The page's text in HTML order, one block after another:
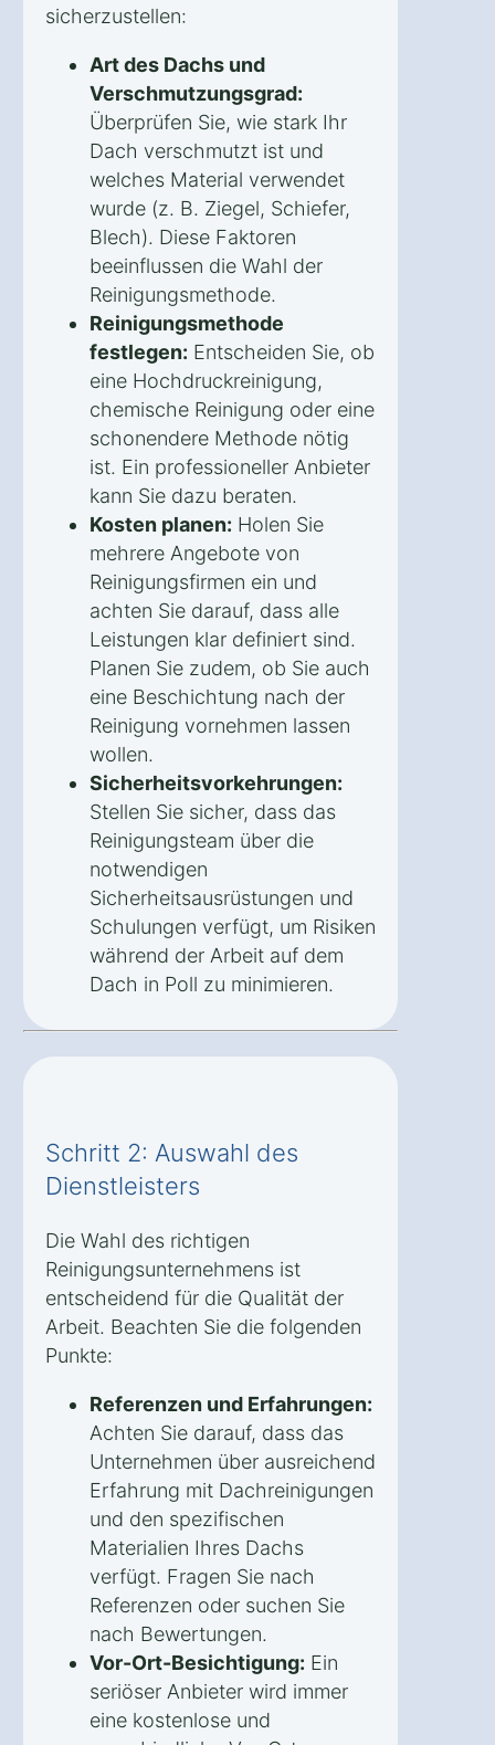
sicherzustellen:
Art des Dachs und
Verschmutzungsgrad:
Überprüfen Sie, wie stark Ihr
Dach verschmutzt ist und
welches Material verwendet
wurde (z. B. Ziegel, Schiefer,
Blech). Diese Faktoren
beeinflussen die Wahl der
Reinigungsmethode.
Reinigungsmethode
festlegen: Entscheiden Sie, ob
eine Hochdruckreinigung,
chemische Reinigung oder eine
schonendere Methode nötig
ist. Ein professioneller Anbieter
kann Sie dazu beraten.
Kosten planen: Holen Sie
mehrere Angebote von
Reinigungsfirmen ein und
achten Sie darauf, dass alle
Leistungen klar definiert sind.
Planen Sie zudem, ob Sie auch
eine Beschichtung nach der
Reinigung vornehmen lassen
wollen.
Sicherheitsvorkehrungen:
Stellen Sie sicher, dass das
Reinigungsteam über die
notwendigen
Sicherheitsausrüstungen und
Schulungen verfügt, um Risiken
während der Arbeit auf dem
Dach in Poll zu minimieren.
Schritt 2: Auswahl des
Dienstleisters
Die Wahl des richtigen
Reinigungsunternehmens ist
entscheidend für die Qualität der
Arbeit. Beachten Sie die folgenden
Punkte:
Referenzen und Erfahrungen:
Achten Sie darauf, dass das
Unternehmen über ausreichend
Erfahrung mit Dachreinigungen
und den spezifischen
Materialien Ihres Dachs
verfügt. Fragen Sie nach
Referenzen oder suchen Sie
nach Bewertungen.
Vor-Ort-Besichtigung: Ein
seriöser Anbieter wird immer
eine kostenlose und